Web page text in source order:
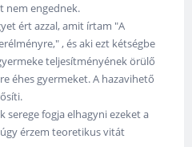
nem engednek.
ért azzal, amit írtam "A
, és aki ezt kétségbe
teljesítményének örülő
éhes gyermeket. A hazavihető
serege fogja elhagyni ezeket a
érzem teoretikus vitát